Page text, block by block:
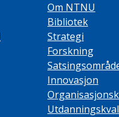
Om NTNU
Bibliotek
Strategi
Forskning
Innovasjon